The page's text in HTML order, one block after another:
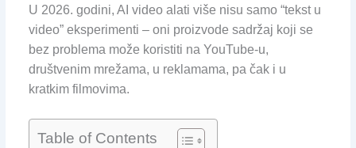
U 2026. godini, AI video alati više nisu samo “tekst u
video” eksperimenti – oni proizvode sadržaj koji se
bez problema može koristiti na YouTube-u,
društvenim mrežama, u reklamama, pa čak i u
kratkim filmovima.
Table of Contents